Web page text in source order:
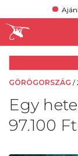
GÖRÖGORSZÁG /
Egy
97.100